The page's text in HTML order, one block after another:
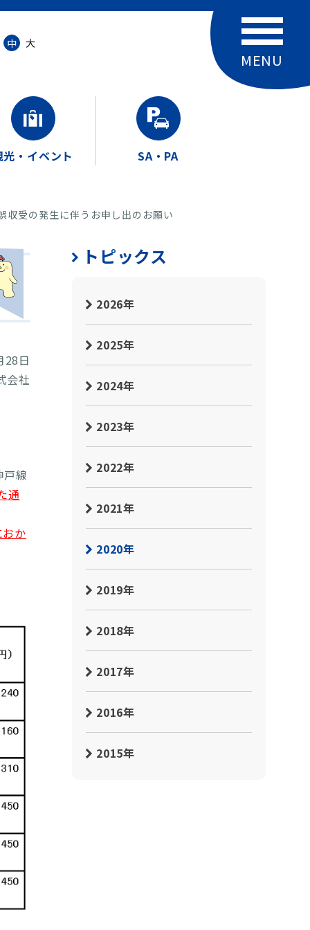
中 大
光・イベント SA・PA
収受の発生に伴うお申し出のお願い
28日
会社
線
通
か
トピックス
2026年
2025年
2024年
2023年
2022年
2021年
2020年
2019年
2018年
2017年
2016年
2015年